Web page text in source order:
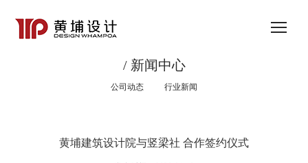
/ 新闻中心
公司动态 行业新闻
黄埔建筑设计院与竖梁社 合作签约仪式